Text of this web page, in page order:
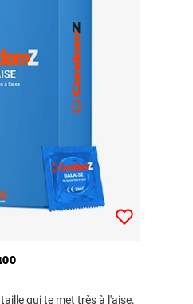
qui te met très à l'aise.